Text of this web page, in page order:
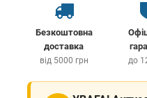
Безкоштовна
доставка
від 5000 грн до